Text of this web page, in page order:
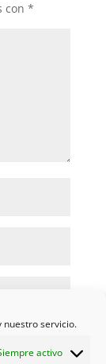
nuestro servicio.
activo
con *